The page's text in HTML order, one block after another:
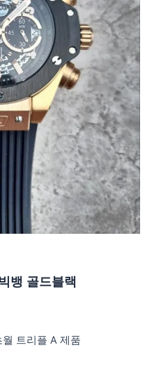
뱅 골드블랙
트리플 A 제품